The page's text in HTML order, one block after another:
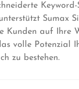
Sumax
auf Ihre
volle Potenzial
zu bestehen.